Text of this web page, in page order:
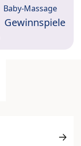
Baby-Massage
Gewinnspiele